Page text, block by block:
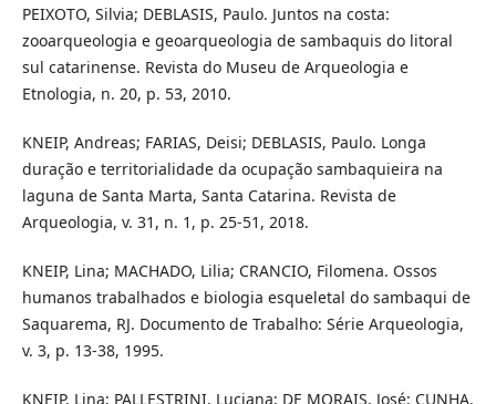
PEIXOTO, Silvia; DEBLASIS, Paulo. Juntos na costa:
zooarqueologia e geoarqueologia de sambaquis do litoral
sul catarinense. Revista do Museu de Arqueologia e
Etnologia, n. 20, p. 53, 2010.
KNEIP, Andreas; FARIAS, Deisi; DEBLASIS, Paulo. Longa
duração e territorialidade da ocupação sambaquieira na
laguna de Santa Marta, Santa Catarina. Revista de
Arqueologia, v. 31, n. 1, p. 25-51, 2018.
KNEIP, Lina; MACHADO, Lilia; CRANCIO, Filomena. Ossos
humanos trabalhados e biologia esqueletal do sambaqui de
Saquarema, RJ. Documento de Trabalho: Série Arqueologia,
v. 3, p. 13-38, 1995.
KNEIP, Lina; PALLESTRINI, Luciana; DE MORAIS, José; CUNHA,